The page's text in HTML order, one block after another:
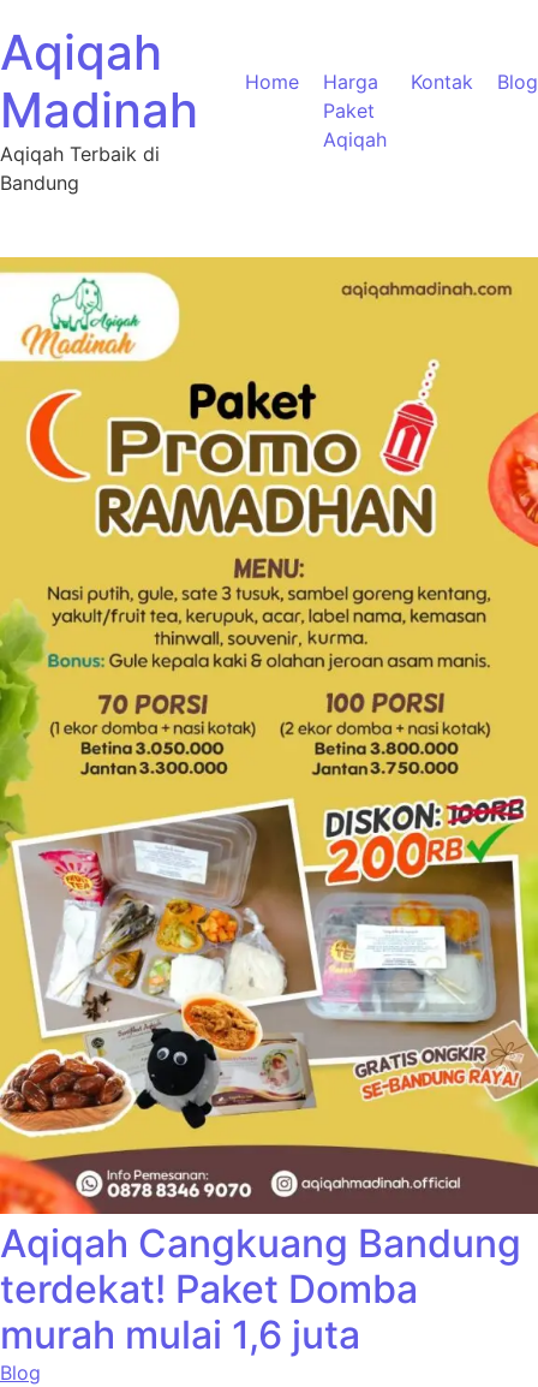
Aqiqah
Madinah
Aqiqah Terbaik di
Bandung
Home
Harga
Paket
Aqiqah
Kontak Blog
Aqiqah Cangkuang Bandung
terdekat! Paket Domba
murah mulai 1,6 juta
Blog